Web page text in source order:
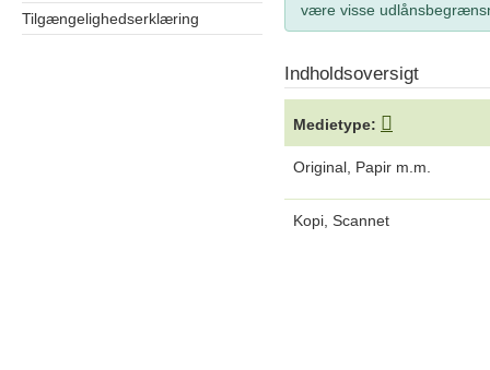
Tilgængelighedserklæring
være visse
Indholdsoversigt
Medietype:
Original, Papir m.m.
Kopi, Scannet